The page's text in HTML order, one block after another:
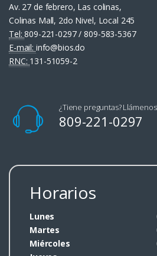
Av. 27 de febrero, Las colinas,
Colinas Mall, 2do Nivel, Local 245
Tel:809-221-0297 / 809-583-5367
E-mail: info@bios.do
RNC: 131-51059-2
¿Tiene preguntas? Llámenos!
809-221-0297
Horarios
Lunes
Martes
Miércoles